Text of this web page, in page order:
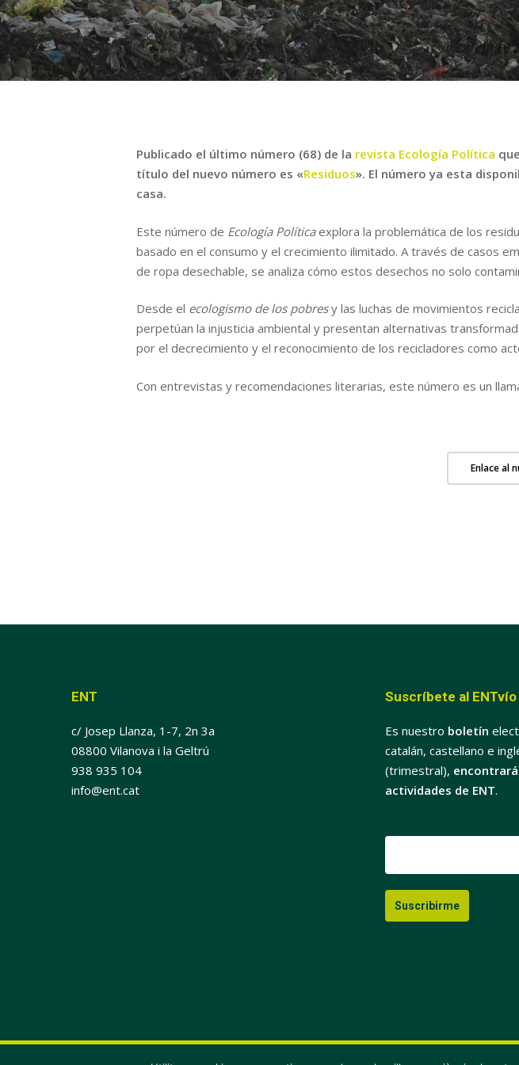
Publicado el último número (68) de la revista Ecología Política
título del nuevo número es «Residuos». El número ya esta
casa.
Este número de Ecología Políticaexplora la problemática de los
basado en el consumo y el crecimiento ilimitado. A través de casos
de ropa desechable, se analiza cómo estos desechos no solo
Desde el ecologismo de los pobresy las luchas de movimientos
perpetúan la injusticia ambiental y presentan alternativas
por el decrecimiento y el reconocimiento de los recicladores como
Con entrevistas y recomendaciones literarias, este número es un
Enlace al
ENT
c/ Josep Llanza, 1-7, 2n 3a
08800 Vilanova i la Geltrú
938 935 104
info@ent.cat
Suscríbete al ENTvío
Es nuestro boletín
catalán, castellano e
(trimestral),
actividades de ENT.